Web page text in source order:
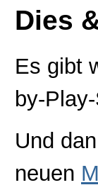
Dies
Es gibt
by-
Und
neuen